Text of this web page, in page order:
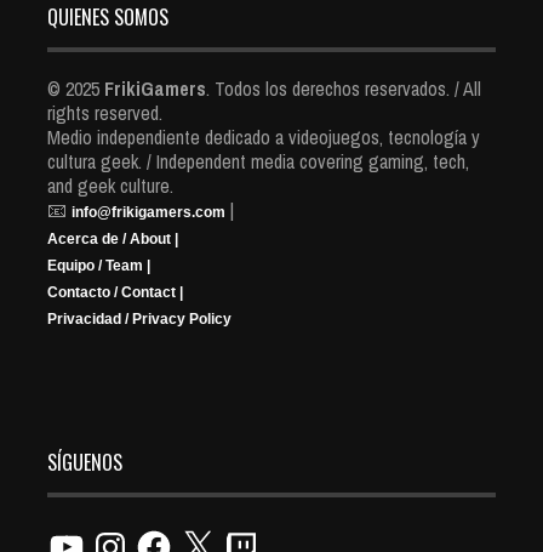
QUIENES SOMOS
© 2025 FrikiGamers. Todos los derechos reservados. / All
rights reserved.
Medio independiente dedicado a videojuegos, tecnología y
cultura geek. / Independent media covering gaming, tech,
and geek culture.
📧 info@frikigamers.com |
Acerca de / About |
Equipo / Team |
Contacto / Contact |
Privacidad / Privacy Policy
SÍGUENOS
YouTubeInstagramFacebook
X Twitch